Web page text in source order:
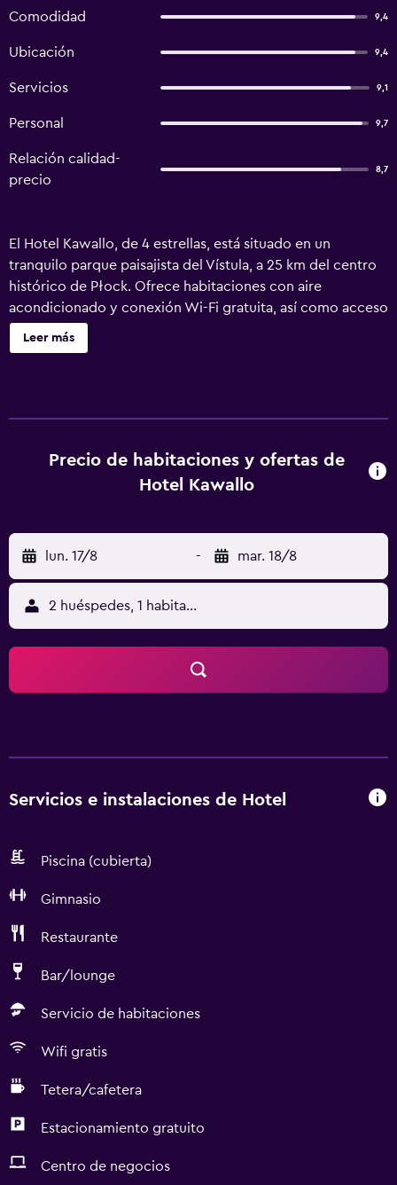
Comodidad 9,4
Ubicación 9,4
Servicios 9,1
Personal 9,7
Relación calidad-
precio
8,7
El Hotel Kawallo, de 4 estrellas, está situado en un
tranquilo parque paisajista del Vístula, a 25 km del centro
histórico de Płock. Ofrece habitaciones con aire
acondicionado y conexión Wi-Fi gratuita, así como acceso
gratuito a una bañera de hidromasaje y una sauna seca. Las
habitaciones del Kawallo son amplias y presentan una
hotel). El restaurante Szyszka sirve cocina tradicional
polaca e italiana. La recepción del Hotel Kawallo está
una noche en la discoteca o jugar al voley playa o al
baloncesto.
Leer más
Precio de habitaciones y ofertas de
Hotel Kawallo
lun. 17/8 - mar. 18/8
2 huéspedes, 1 habitación
Servicios e instalaciones de Hotel
Piscina (cubierta)
Gimnasio
Restaurante
Bar/lounge
Servicio de habitaciones
Wifi gratis
Tetera/cafetera
Estacionamiento gratuito
Centro de negocios